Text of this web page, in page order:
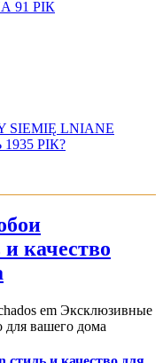
91 РІК
SIEMIĘ LNIANE
РІК?
качество
em Эксклюзивные
для вашего дома